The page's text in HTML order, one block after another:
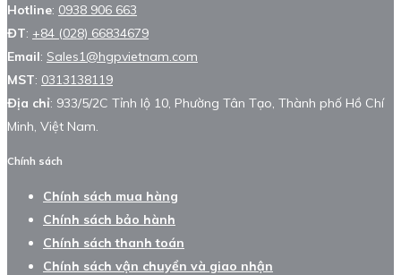
Hotline: 0938 906 663
ĐT: +84 (028) 66834679
Email: Sales1@hgpvietnam.com
MST: 0313138119
Địa chỉ: 933/5/2C Tỉnh lộ 10, Phường Tân Tạo, Thành phố Hồ Chí
Minh, Việt Nam.
Chính sách
Chính sách mua hàng
Chính sách bảo hành
Chính sách thanh toán
Chính sách vận chuyển và giao nhận